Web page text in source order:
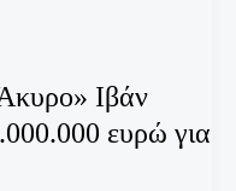
Ιβάν
ευρώ για